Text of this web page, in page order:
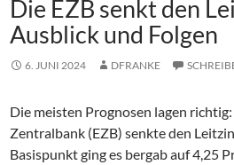
Die EZB senkt den
Ausblick und Folgen
6. JUNI 2024 DFRANKE
Die meisten Prognosen lagen
Zentralbank (EZB) senkte den
Basispunkt ging es bergab auf 4,25